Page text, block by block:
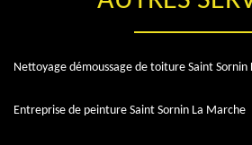
Nettoyage démoussage de toiture Saint Sornin
Entreprise de peinture Saint Sornin La Marche